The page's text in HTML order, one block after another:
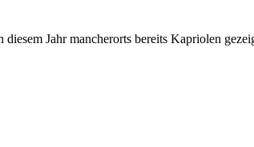
Jahr mancherorts bereits Kapriolen